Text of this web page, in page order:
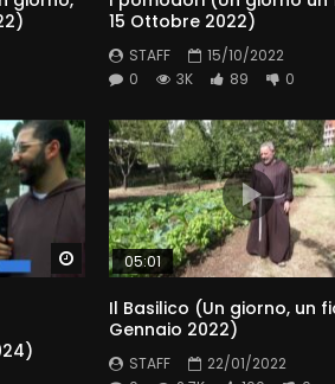
15 Ottobre 2022)
STAFF
15/10/2022
0
3K 89 0
Watch Later
05:01
Il Basilico (Un giorno, un
Gennaio 2022)
STAFF
22/01/2022